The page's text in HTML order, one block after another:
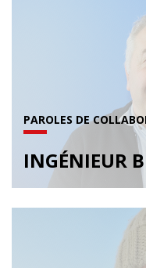
PAROLES DE
INGÉNIEUR